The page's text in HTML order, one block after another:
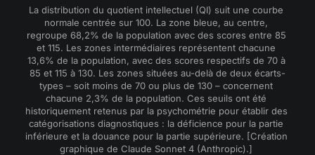
La distribution du quotient intellectuel (QI) suit une courbe
normale centrée sur 100. La zone bleue, au centre,
regroupe 68,2% de la population avec des scores entre 85
et 115. Les zones intermédiaires représentent chacune
13,6% de la population, avec des scores respectifs de 70 à
85 et 115 à 130. Les zones situées au-delà de deux écarts-
types – soit moins de 70 ou plus de 130 – concernent
chacune 2,3% de la population. Ces seuils ont été
historiquement retenus par la psychométrie pour établir des
catégorisations diagnostiques : la déficience pour la partie
inférieure et la douance pour la partie supérieure. [Création
graphique de Claude Sonnet 4 (Anthropic).]